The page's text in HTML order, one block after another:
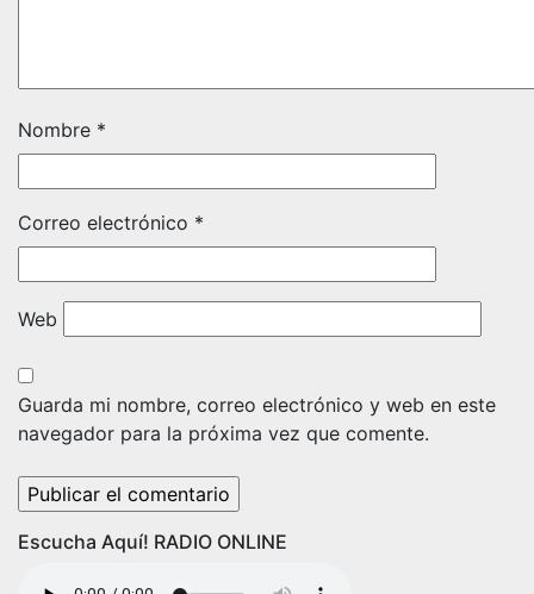
Nombre *
Correo electrónico *
Web
Guarda mi nombre, correo electrónico y web en este
navegador para la próxima vez que comente.
Escucha Aquí! RADIO ONLINE